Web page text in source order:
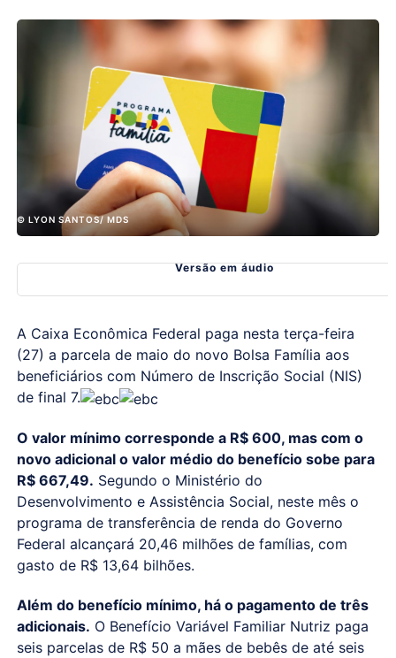
© LYON SANTOS/ MDS
Versão em áudio
A Caixa Econômica Federal paga nesta terça-feira
(27) a parcela de maio do novo Bolsa Família aos
beneficiários com Número de Inscrição Social (NIS)
de final 7.
O valor mínimo corresponde a R$ 600, mas com o
novo adicional o valor médio do benefício sobe para
R$ 667,49. Segundo o Ministério do
Desenvolvimento e Assistência Social, neste mês o
programa de transferência de renda do Governo
Federal alcançará 20,46 milhões de famílias, com
gasto de R$ 13,64 bilhões.
Além do benefício mínimo, há o pagamento de três
adicionais. O Benefício Variável Familiar Nutriz paga
seis parcelas de R$ 50 a mães de bebês de até seis